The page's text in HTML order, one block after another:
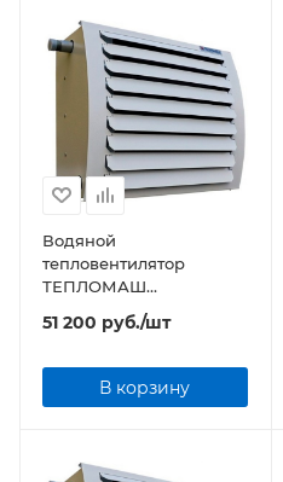
Водяной
тепловентилятор
ТЕПЛОМАШ
КЭВ-69T4W3 серии TW
51 200 руб./шт
В корзину